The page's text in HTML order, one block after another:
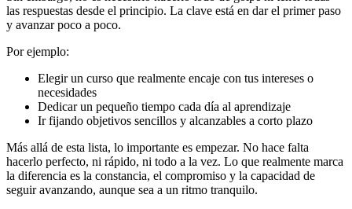
las respuestas desde el principio. La clave está en dar el primer paso
y avanzar poco a poco.
Por ejemplo:
Elegir un curso que realmente encaje con tus intereses o
necesidades
Dedicar un pequeño tiempo cada día al aprendizaje
Ir fijando objetivos sencillos y alcanzables a corto plazo
Más allá de esta lista, lo importante es empezar. No hace falta
hacerlo perfecto, ni rápido, ni todo a la vez. Lo que realmente marca
la diferencia es la constancia, el compromiso y la capacidad de
seguir avanzando, aunque sea a un ritmo tranquilo.